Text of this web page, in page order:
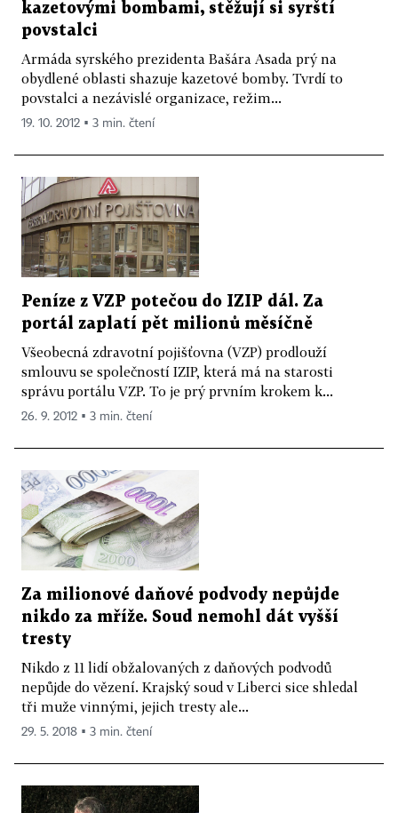
kazetovými bombami, stěžují si syrští
povstalci
Armáda syrského prezidenta Bašára Asada prý na
obydlené oblasti shazuje kazetové bomby. Tvrdí to
povstalci a nezávislé organizace, režim...
19. 10. 2012 ▪ 3 min. čtení
Peníze z VZP potečou do IZIP dál. Za
portál zaplatí pět milionů měsíčně
Všeobecná zdravotní pojišťovna (VZP) prodlouží
smlouvu se společností IZIP, která má na starosti
správu portálu VZP. To je prý prvním krokem k...
26. 9. 2012 ▪ 3 min. čtení
Za milionové daňové podvody nepůjde
nikdo za mříže. Soud nemohl dát vyšší
tresty
Nikdo z 11 lidí obžalovaných z daňových podvodů
nepůjde do vězení. Krajský soud v Liberci sice shledal
tři muže vinnými, jejich tresty ale...
29. 5. 2018 ▪ 3 min. čtení